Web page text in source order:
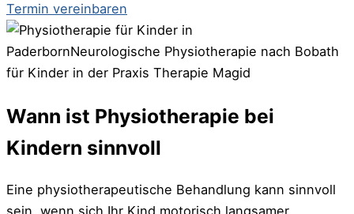
Termin vereinbaren
Wann ist Physiotherapie bei
Kindern sinnvoll
Eine physiotherapeutische Behandlung kann sinnvoll